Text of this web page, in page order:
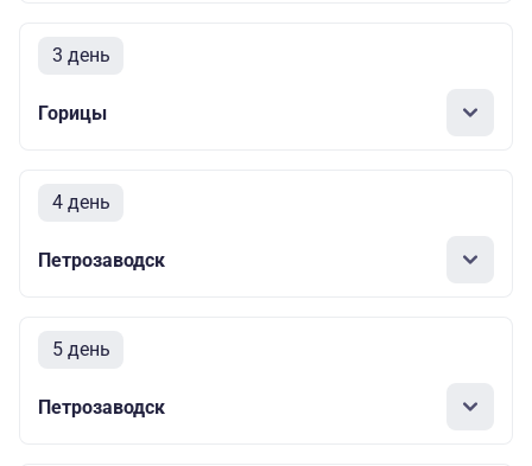
3 день
Горицы
4 день
Петрозаводск
5 день
Петрозаводск